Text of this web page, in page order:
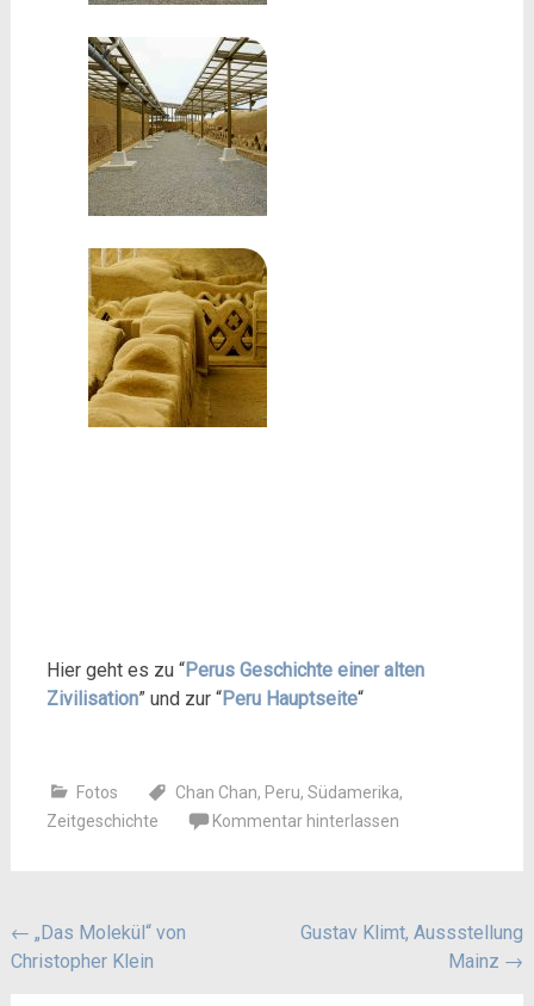
Hier geht es zu “Perus Geschichte einer alten
Zivilisation” und zur “Peru Hauptseite“
Fotos Chan Chan, Peru, Südamerika,
Zeitgeschichte
Kommentar hinterlassen
Beitragsnavigation
← „Das Molekül“ von
Christopher Klein
Gustav Klimt, Aussstellung
Mainz →